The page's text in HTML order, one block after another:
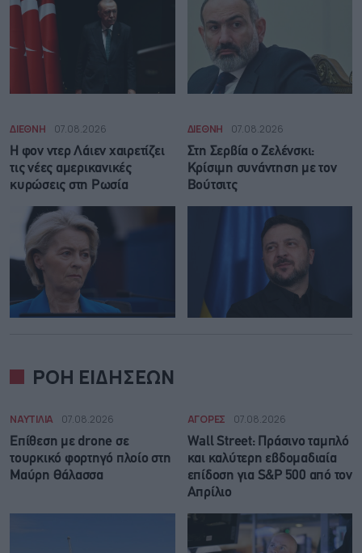
ΔΙΕΘΝΗ 07.08.2026
Η φον ντερ Λάιεν χαιρετίζει
τις νέες αμερικανικές
κυρώσεις στη Ρωσία
ΔΙΕΘΝΗ 07.08.2026
Στη Σερβία ο Ζελένσκι:
Κρίσιμη συνάντηση με τον
Βούτσιτς
ΡΟΗ ΕΙΔΗΣΕΩΝ
ΝΑΥΤΙΛΙΑ 07.08.2026
Επίθεση με drone σε
τουρκικό φορτηγό πλοίο στη
Μαύρη Θάλασσα
ΑΓΟΡΕΣ 07.08.2026
Wall Street: Πράσινο ταμπλό
και καλύτερη εβδομαδιαία
επίδοση για S&P 500 από τον
Απρίλιο